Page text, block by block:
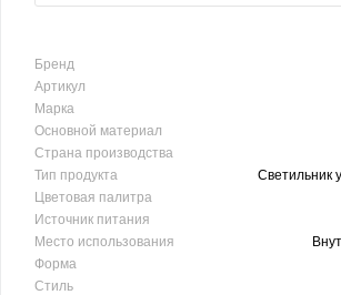
Бренд
Артикул
Марка
Основной материал
Страна производства
Тип продукта
Светильник
Цветовая палитра
Источник питания
Место использования
Форма
Стиль